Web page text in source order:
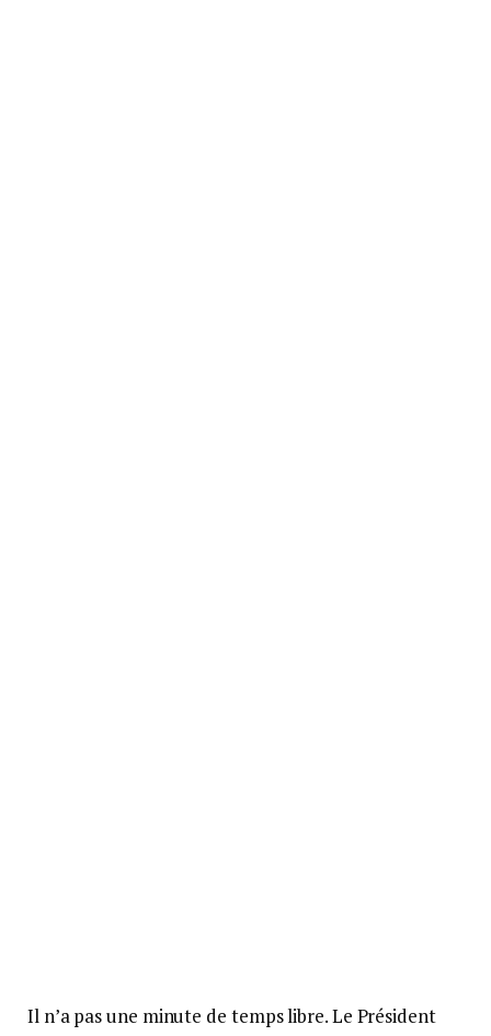
Il n’a pas une minute de temps libre. Le Président